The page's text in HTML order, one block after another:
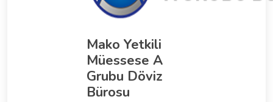
Mako Yetkili
Müessese A
Grubu Döviz
Bürosu